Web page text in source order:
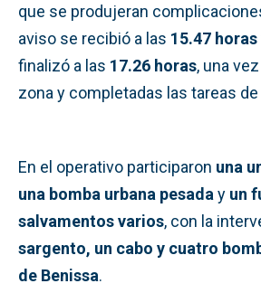
que se produjeran
aviso se recibió a las 15.47 horas
finalizó a las 17.26 horas, una
zona y completadas las tareas
En el operativo participaron una
una bomba urbana pesada y un
salvamentos varios, con la
sargento, un cabo y cuatro
de Benissa.